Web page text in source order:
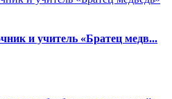
и учитель «Братец медв...